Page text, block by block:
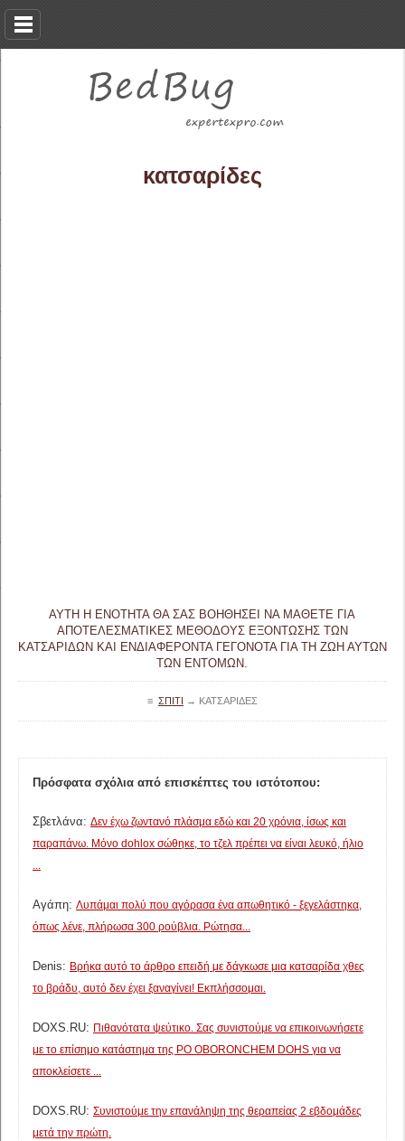
κατσαρίδες
ΑΥΤΉ Η ΕΝΌΤΗΤΑ ΘΑ ΣΑΣ ΒΟΗΘΉΣΕΙ ΝΑ ΜΆΘΕΤΕ ΓΙΑ
ΑΠΟΤΕΛΕΣΜΑΤΙΚΈΣ ΜΕΘΌΔΟΥΣ ΕΞΌΝΤΩΣΗΣ ΤΩΝ
ΚΑΤΣΑΡΊΔΩΝ ΚΑΙ ΕΝΔΙΑΦΈΡΟΝΤΑ ΓΕΓΟΝΌΤΑ ΓΙΑ ΤΗ ΖΩΉ ΑΥΤΏΝ
ΤΩΝ ΕΝΤΌΜΩΝ.
≡ ΣΠΊΤΙ → ΚΑΤΣΑΡΊΔΕΣ
Πρόσφατα σχόλια από επισκέπτες του ιστότοπου:
Σβετλάνα: Δεν έχω ζωντανό πλάσμα εδώ και 20 χρόνια, ίσως και
παραπάνω. Μόνο dohlox σώθηκε, το τζελ πρέπει να είναι λευκό, ήλιο
...
Αγάπη: Λυπάμαι πολύ που αγόρασα ένα απωθητικό - ξεγελάστηκα,
όπως λένε, πλήρωσα 300 ρούβλια. Ρώτησα...
Denis: Βρήκα αυτό το άρθρο επειδή με δάγκωσε μια κατσαρίδα χθες
το βράδυ, αυτό δεν έχει ξαναγίνει! Εκπλήσσομαι.
DOXS.RU: Πιθανότατα ψεύτικο. Σας συνιστούμε να επικοινωνήσετε
με το επίσημο κατάστημα της PO OBORONCHEM DOHS για να
αποκλείσετε ...
DOXS.RU: Συνιστούμε την επανάληψη της θεραπείας 2 εβδομάδες
μετά την πρώτη.